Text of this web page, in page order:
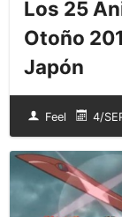
Los 25
Otoño
Japón
Feel 4/